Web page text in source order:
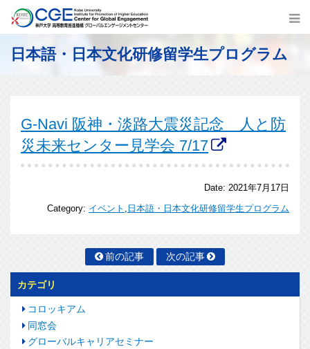
日本語・日本文化研修留学生プログラム
G-Navi 阪神・淡路大震災記念 人と防
災未来センター見学会 7/17
Date: 2021年7月17日
Category: イベント , 日本語・日本文化研修留学生プログラム
前の記事 次の記事
カテゴリ
コロッキアム
同窓会
グローバルキャリアセミナー